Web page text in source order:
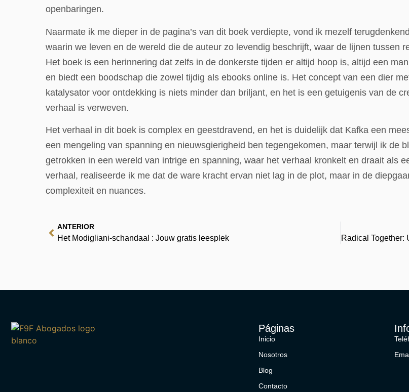
openbaringen.
Naarmate ik me dieper in de pagina’s van dit boek verdiepte, vond ik mezelf
waarin we leven en de wereld die de auteur zo levendig beschrijft, waar de lijnen tussen
Het boek is een herinnering dat zelfs in de donkerste tijden er altijd hoop is, altijd een
en biedt een boodschap die zowel tijdig als ebooks online is. Het concept van een dier
katalysator voor ontdekking is niets minder dan briljant, en het is een getuigenis van de
verhaal is verweven.
Het verhaal in dit boek is complex en geestdravend, en het is duidelijk dat Kafka een
een mengeling van spanning en nieuwsgierigheid ben tegengekomen, maar terwijl ik de
getrokken in een wereld van intrige en spanning, waar het verhaal kronkelt en draait als
verhaal, realiseerde ik me dat de ware kracht ervan niet lag in de plot, maar in de
complexiteit en nuances.
ANTERIOR
Het Modigliani-schandaal : Jouw gratis leesplek
Páginas
Inicio
Nosotros
Blog
Contacto